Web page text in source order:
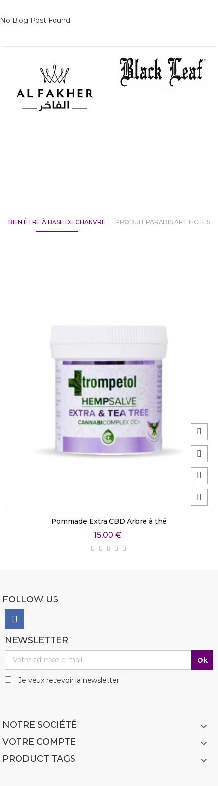
No Blog Post Found
BIEN ÊTRE À BASE DE CHANVRE PRODUIT PARADIS ARTIFICIELS
Pommade Extra CBD Arbre à thé
15,00 €
FOLLOW US
NEWSLETTER
Je veux recevoir la newsletter
NOTRE SOCIÉTÉ 
VOTRE COMPTE 
PRODUCT TAGS 